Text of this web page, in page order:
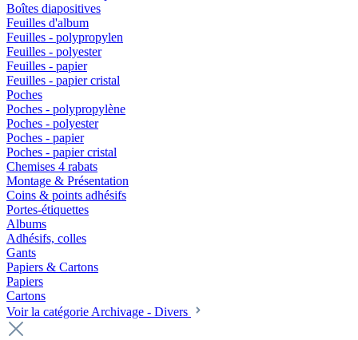
Boîtes diapositives
Feuilles d'album
Feuilles - polypropylen
Feuilles - polyester
Feuilles - papier
Feuilles - papier cristal
Poches
Poches - polypropylène
Poches - polyester
Poches - papier
Poches - papier cristal
Chemises 4 rabats
Montage & Présentation
Coins & points adhésifs
Portes-étiquettes
Albums
Adhésifs, colles
Gants
Papiers & Cartons
Papiers
Cartons
Voir la catégorie Archivage - Divers